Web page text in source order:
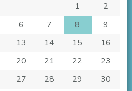
1
2
6 7 8
9
13 14 15
16
20 21 22
23
27 28 29
30